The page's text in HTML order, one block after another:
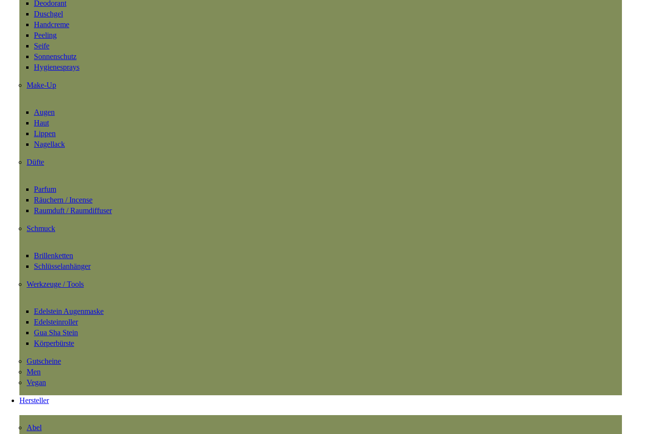
Deodorant
Duschgel
Handcreme
Peeling
Seife
Sonnenschutz
Hygienesprays
Make-Up
Augen
Haut
Lippen
Nagellack
Düfte
Parfum
Räuchern / Incense
Raumduft / Raumdiffuser
Schmuck
Brillenketten
Schlüsselanhänger
Werkzeuge / Tools
Edelstein Augenmaske
Edelsteinroller
Gua Sha Stein
Körperbürste
Gutscheine
Men
Vegan
Hersteller
Abel
(RECHTLICHES)
Datenschutz
Versandarten
Zahlungsarten
(ÖFFNUNGSZEITEN)
Do 14 — 19 Uhr
Sa 11 — 17 Uhr
nach Absprache mit
OVIESCHÖN
22765 Hamburg
info@ovieschoen.de
(SOCIAL MEDIA)
Instagram
Facebook
(SUCHE)